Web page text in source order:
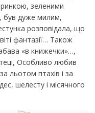
зеленими
був дуже милим,
розповідала, що
фантазії… Також
«в книжечки»…,
Особливо любив
льотом птахів і за
шелесту і місячного